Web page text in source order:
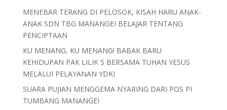
MENEBAR TERANG DI PELOSOK, KISAH HARU ANAK-
ANAK SDN TBG MANANGEI BELAJAR TENTANG
PENCIPTAAN
KU MENANG, KU MENANG! BABAK BARU
KEHIDUPAN PAK LILIK S BERSAMA TUHAN YESUS
MELALUI PELAYANAN YDKI
SUARA PUJIAN MENGGEMA NYARING DARI POS PI
TUMBANG MANANGEI